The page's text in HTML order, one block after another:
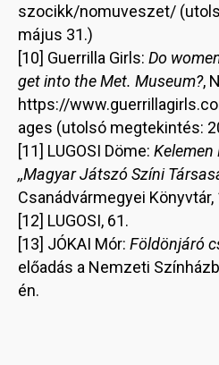
szocikk/nomuveszet/
május 31.)
[10] Guerrilla Girls: Do
get into the Met. Museum?,
https://
ages (utolsó megtekintés:
[11] LUGOSI Döme: Kelemen
,,Magyar Játszó Színi
Csanádvármegyei Könyvtár,
[12] LUGOSI, 61.
[13] JÓKAI Mór: Földönjáró
előadás a Nemzeti
én.